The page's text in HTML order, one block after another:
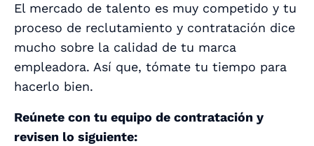
El mercado de talento es muy competido y tu
proceso de reclutamiento y contratación dice
mucho sobre la calidad de tu marca
empleadora. Así que, tómate tu tiempo para
hacerlo bien.
Reúnete con tu equipo de contratación y
revisen lo siguiente: